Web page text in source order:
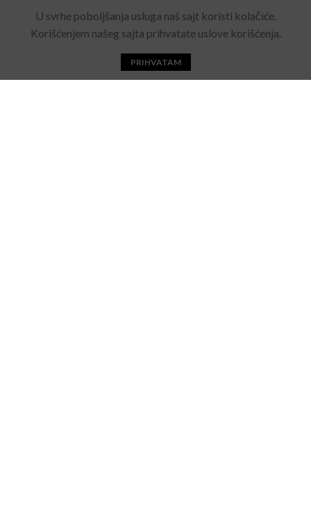
2022 Sva prava zadržana. Made by
Acebears
U svrhe poboljšanja usluga naš sajt koristi kolačiće.
Korišćenjem našeg sajta prihvatate uslove korišćenja.
PRIHVATAM